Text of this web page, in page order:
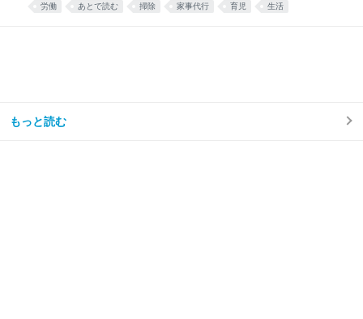
なくなり、トイレ掃除は頻度が半分くらいになった。
が1人。 毎日時間との戦い。 私は仕事終わりに家事を
楽しくテキパキとできる方ではない。ついだらけてし
労働 あとで読む 掃除 家事代行 育児 生活
もっと読む